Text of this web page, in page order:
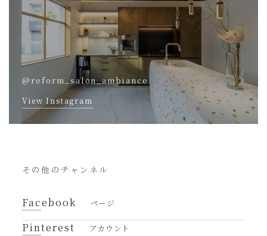
@reform_salon_ambiance
View Instagram
その他のチャンネル
Facebook ページ
Pinterest アカウント